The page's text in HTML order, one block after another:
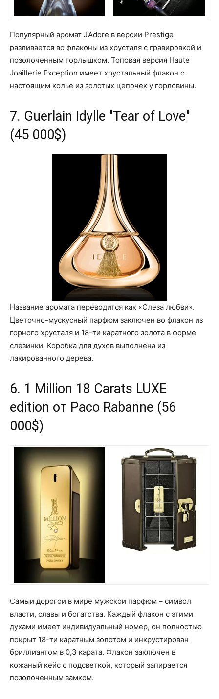
Популярный аромат J’Adore в версии Prestige
разливается во флаконы из хрусталя с гравировкой и
позолоченным горлышком. Топовая версия Haute
Joaillerie Exception имеет хрустальный флакон с
настоящим колье из золотых цепочек у горловины.
7. Guerlain Idylle "Tear of Love"
(45 000$)
Название аромата переводится как «Слеза любви».
Цветочно-мускусный парфюм заключен во флакон из
горного хрусталя и 18-ти каратного золота в форме
слезинки. Коробка для духов выполнена из
лакированного дерева.
6. 1 Million 18 Carats LUXE
edition от Paco Rabanne (56
000$)
Самый дорогой в мире мужской парфюм – символ
власти, славы и богатства. Каждый флакон с этими
духами имеет индивидуальный номер, он полностью
покрыт 18-ти каратным золотом и инкрустирован
бриллиантом в 0,3 карата. Флакон заключен в
кожаный кейс с подсветкой, который запирается
позолоченным замком.